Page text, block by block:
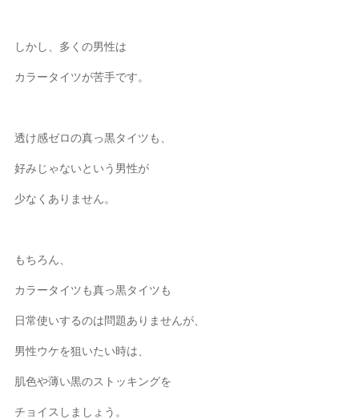
しかし、多くの男性は
カラータイツが苦手です。
透け感ゼロの真っ黒タイツも、
好みじゃないという男性が
少なくありません。
もちろん、
カラータイツも真っ黒タイツも
日常使いするのは問題ありませんが、
男性ウケを狙いたい時は、
肌色や薄い黒のストッキングを
チョイスしましょう。